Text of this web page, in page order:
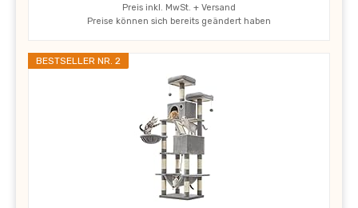
Preis inkl. MwSt. + Versand
Preise können sich bereits geändert haben
BESTSELLER NR. 2